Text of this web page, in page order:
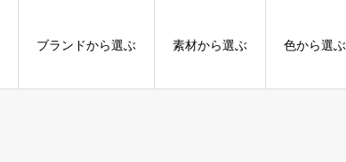
ブランドから選ぶ 素材から選ぶ 色から選ぶ